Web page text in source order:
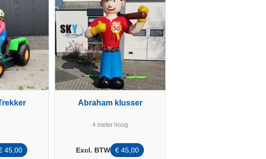
45,00
Abraham klusser
4 meter hoog
€ 45,00
Excl. BTW